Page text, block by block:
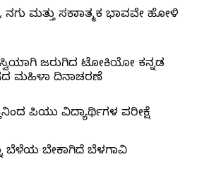
ನಗು ಮತ್ತು ಸಕಾರಾತ್ಮಕ ಭಾವವೇ ಹೋಳಿ
ಜರುಗಿದ ಟೋಕಿಯೋ ಕನ್ನಡ
ಮಹಿಳಾ ದಿನಾಚರಣೆ
ಪಿಯು ವಿದ್ಯಾರ್ಥಿಗಳ ಪರೀಕ್ಷೆ
ಬೆಳೆಯ ಬೇಕಾಗಿದೆ ಬೆಳಗಾವಿ